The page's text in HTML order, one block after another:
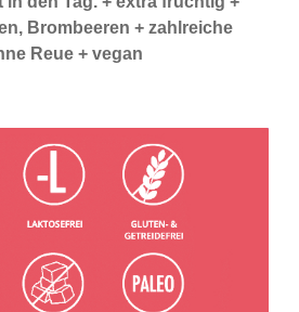
Brombeeren + zahlreiche
Reue + vegan